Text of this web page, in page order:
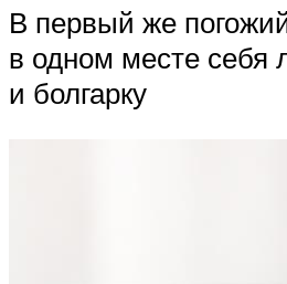
В первый же
в одном месте себя
и болгарку